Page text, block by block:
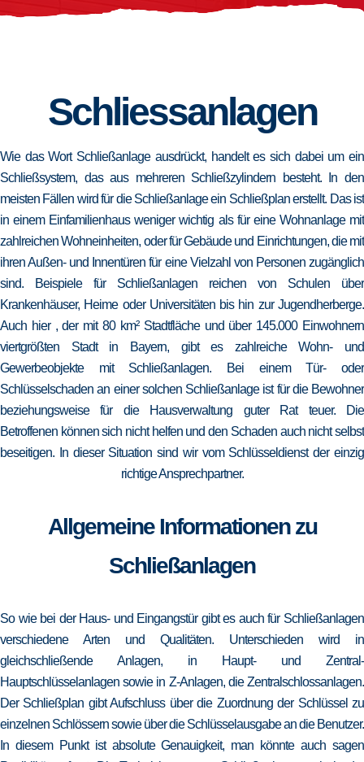
Schliessanlagen
Wie das Wort Schließanlage ausdrückt, handelt es sich dabei um ein
Schließsystem, das aus mehreren Schließzylindern besteht. In den
meisten Fällen wird für die Schließanlage ein Schließplan erstellt. Das ist
in einem Einfamilienhaus weniger wichtig als für eine Wohnanlage mit
zahlreichen Wohneinheiten, oder für Gebäude und Einrichtungen, die mit
ihren Außen- und Innentüren für eine Vielzahl von Personen zugänglich
sind. Beispiele für Schließanlagen reichen von Schulen über
Krankenhäuser, Heime oder Universitäten bis hin zur Jugendherberge.
Auch hier , der mit 80 km² Stadtfläche und über 145.000 Einwohnern
viertgrößten Stadt in Bayern, gibt es zahlreiche Wohn- und
Gewerbeobjekte mit Schließanlagen. Bei einem Tür- oder
Schlüsselschaden an einer solchen Schließanlage ist für die Bewohner
beziehungsweise für die Hausverwaltung guter Rat teuer. Die
Betroffenen können sich nicht helfen und den Schaden auch nicht selbst
beseitigen. In dieser Situation sind wir vom Schlüsseldienst der einzig
richtige Ansprechpartner.
Allgemeine Informationen zu
Schließanlagen
So wie bei der Haus- und Eingangstür gibt es auch für Schließanlagen
verschiedene Arten und Qualitäten. Unterschieden wird in
gleichschließende Anlagen, in Haupt- und Zentral-
Hauptschlüsselanlagen sowie in Z-Anlagen, die Zentralschlossanlagen.
Der Schließplan gibt Aufschluss über die Zuordnung der Schlüssel zu
einzelnen Schlössern sowie über die Schlüsselausgabe an die Benutzer.
In diesem Punkt ist absolute Genauigkeit, man könnte auch sagen